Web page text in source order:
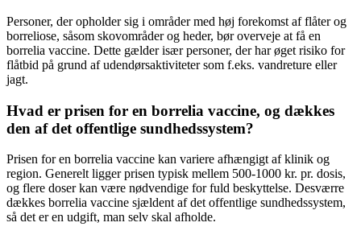
Personer, der opholder sig i områder med høj forekomst af flåter og
borreliose, såsom skovområder og heder, bør overveje at få en
borrelia vaccine. Dette gælder især personer, der har øget risiko for
flåtbid på grund af udendørsaktiviteter som f.eks. vandreture eller
jagt.
Hvad er prisen for en borrelia vaccine, og dækkes
den af det offentlige sundhedssystem?
Prisen for en borrelia vaccine kan variere afhængigt af klinik og
region. Generelt ligger prisen typisk mellem 500-1000 kr. pr. dosis,
og flere doser kan være nødvendige for fuld beskyttelse. Desværre
dækkes borrelia vaccine sjældent af det offentlige sundhedssystem,
så det er en udgift, man selv skal afholde.